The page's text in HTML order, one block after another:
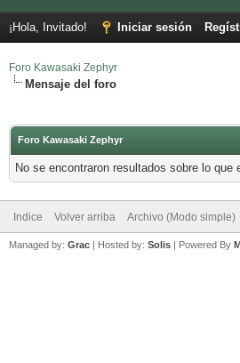
¡Hola, Invitado! Iniciar sesión
Foro Kawasaki Zephyr
Mensaje del foro
Foro Kawasaki Zephyr
No se encontraron resultados sobre lo
Indice Volver arriba Archivo (Modo simple)
Managed by: Grac | Hosted by: Solis | Powered By